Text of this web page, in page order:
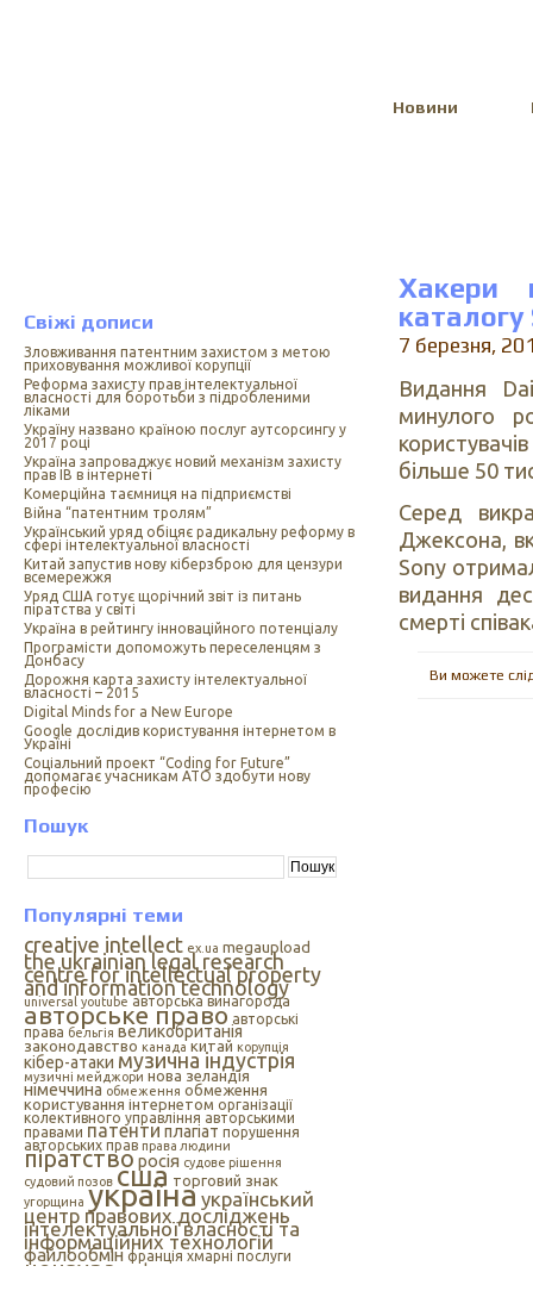
Новини
Свіжі дописи
Зловживання патентним захистом з метою
приховування можливої корупції
Реформа захисту прав інтелектуальної
власності для боротьби з підробленими
ліками
Україну названо країною послуг аутсорсингу у
2017 році
Україна запроваджує новий механізм захисту
прав ІВ в інтернеті
Комерційна таємниця на підприємстві
Війна “патентним тролям”
Український уряд обіцяє радикальну реформу в
сфері інтелектуальної власності
Китай запустив нову кіберзброю для цензури
всемережжя
Уряд США готує щорічний звіт із питань
піратства у світі
Україна в рейтингу інноваційного потенціалу
Програмісти допоможуть переселенцям з
Донбасу
Дорожня карта захисту інтелектуальної
власності – 2015
Digital Minds for a New Europe
Google дослідив користування інтернетом в
Україні
Cоціальний проект “Coding for Future”
допомагає учасникам АТО здобути нову
професію
Пошук
Популярні теми
creative intellect ex.ua megaupload
the ukrainian legal research
centre for intellectual property
and information technology
universal youtube авторська винагорода
авторське право авторські
права бельгія великобританія
законодавство канада китай корупція
кібер-атаки музична індустрія
музичні мейджори нова зеландія
німеччина обмеження обмеження
користування інтернетом організації
колективного управління авторськими
правами патентиплагіат порушення
авторських прав права людини
піратстворосія судове рішення
судовий позов сша торговий знак
угорщина українаукраїнський
центр правових досліджень
інтелектуальної власності та
інформаційних технологій
файлообмін франція хмарні послуги
цензура цифрова музика
Хакери
каталогу
7 березня,
Видання
минулого
більше 50
Серед
Джексона,
Sony
видання
смерті
Ви можете